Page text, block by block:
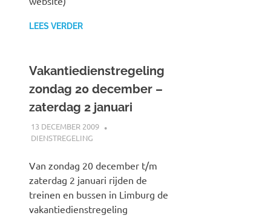
LEES VERDER
Vakantiedienstregeling
zondag 20 december –
zaterdag 2 januari
13 DECEMBER 2009
DIENSTREGELING
Van zondag 20 december t/m
zaterdag 2 januari rijden de
treinen en bussen in Limburg de
vakantiedienstregeling